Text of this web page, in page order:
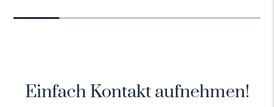
Einfach Kontakt aufnehmen!